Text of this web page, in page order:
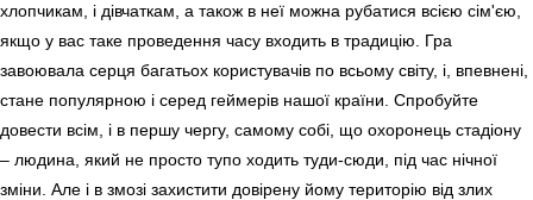
хлопчикам, і дівчаткам, а також в неї можна рубатися всією сім'єю,
якщо у вас таке проведення часу входить в традицію. Гра
завоювала серця багатьох користувачів по всьому світу, і, впевнені,
стане популярною і серед геймерів нашої країни. Спробуйте
довести всім, і в першу чергу, самому собі, що охоронець стадіону
– людина, який не просто тупо ходить туди-сюди, під час нічної
зміни. Але і в змозі захистити довірену йому територію від злих